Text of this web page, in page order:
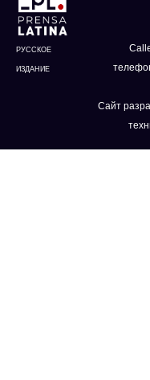
РУССКОЕ
ИЗДАНИЕ
Сайт